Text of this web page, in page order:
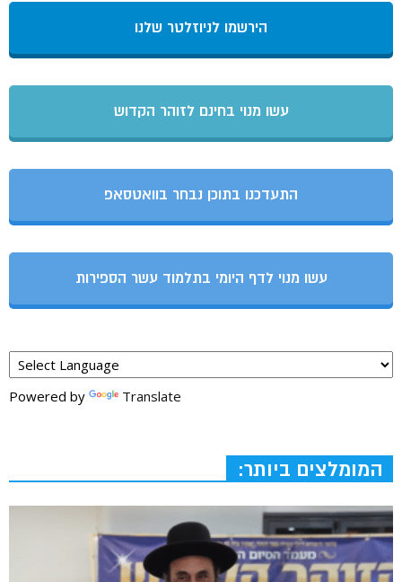
הירשמו לניוזלטר שלנו
עשו מנוי בחינם לזוהר הקדוש
התעדכנו בתוכן נבחר בוואטסאפ
עשו מנוי לדף היומי בתלמוד עשר הספירות
Powered by Translate
המומלצים ביותר: